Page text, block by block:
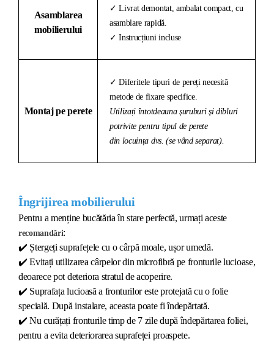
Asamblarea
mobilierului
✓ Livrat demontat, ambalat compact, cu
asamblare rapidă.
✓ Instrucțiuni incluse
Montaj pe perete
✓ Diferitele tipuri de pereți necesită
metode de fixare specifice.
Utilizați întotdeauna șuruburi și dibluri
potrivite pentru tipul de perete
din locuința dvs. (se vând separat).
Îngrijirea mobilierului
Pentru a menține bucătăria în stare perfectă, urmați aceste
recomandări:
✔️ Ștergeți suprafețele cu o cârpă moale, ușor umedă.
✔️ Evitați utilizarea cârpelor din microfibră pe fronturile lucioase,
deoarece pot deteriora stratul de acoperire.
✔️ Suprafața lucioasă a fronturilor este protejată cu o folie
specială. După instalare, aceasta poate fi îndepărtată.
✔️ Nu curățați fronturile timp de 7 zile după îndepărtarea foliei,
pentru a evita deteriorarea suprafeței proaspete.